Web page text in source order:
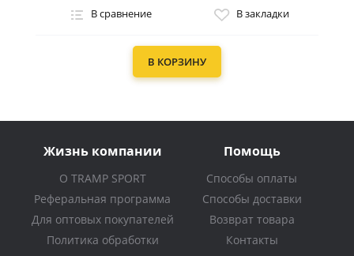
В сравнение В закладки
В КОРЗИНУ
Жизнь компании
О TRAMP SPORT
Реферальная программа
Для оптовых покупателей
Политика обработки
Помощь
Способы оплаты
Способы доставки
Возврат товара
Контакты